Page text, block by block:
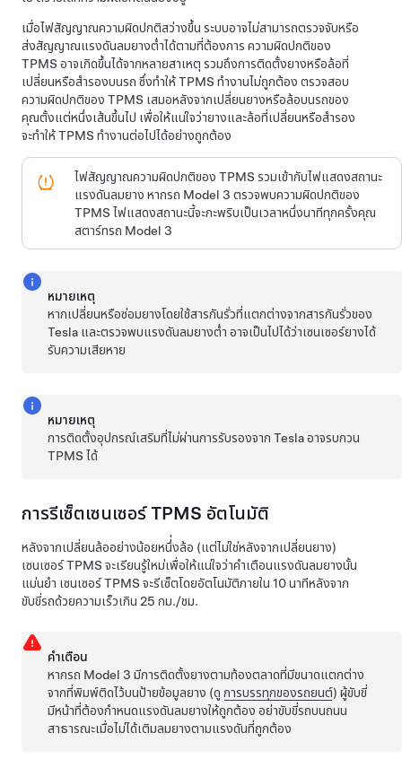
เมื่อไฟสัญญาณความผิดปกติสว่างขึ้น ระบบอาจไม่สามารถตรวจจับหรือ
ส่งสัญญาณแรงดันลมยางต่ำได้ตามที่ต้องการ ความผิดปกติของ
TPMS อาจเกิดขึ้นได้จากหลายสาเหตุ รวมถึงการติดตั้งยางหรือล้อที่
เปลี่ยนหรือสำรองบนรถ ซึ่งทำให้ TPMS ทำงานไม่ถูกต้อง ตรวจสอบ
ความผิดปกติของ TPMS เสมอหลังจากเปลี่ยนยางหรือล้อบนรถของ
คุณตั้งแต่หนึ่งเส้นขึ้นไป เพื่อให้แน่ใจว่ายางและล้อที่เปลี่ยนหรือสำรอง
จะทำให้ TPMS ทำงานต่อไปได้อย่างถูกต้อง
ไฟสัญญาณความผิดปกติของ TPMS รวมเข้ากับไฟแสดงสถานะ
แรงดันลมยาง หากรถ Model 3 ตรวจพบความผิดปกติของ
TPMS ไฟแสดงสถานะนี้จะกะพริบเป็นเวลาหนึ่งนาทีทุกครั้งคุณ
สตาร์ทรถ Model 3
หมายเหตุ
หากเปลี่ยนหรือซ่อมยางโดยใช้สารกันรั่วที่แตกต่างจากสารกันรั่วของ
Tesla และตรวจพบแรงดันลมยางต่ำ อาจเป็นไปได้ว่าเซนเซอร์ยางได้
รับความเสียหาย
หมายเหตุ
การติดตั้งอุปกรณ์เสริมที่ไม่ผ่านการรับรองจาก Tesla อาจรบกวน
TPMS ได้
การรีเซ็ตเซนเซอร์ TPMS อัตโนมัติ
หลังจากเปลี่ยนล้ออย่างน้อยหนึ่่งล้อ (แต่ไม่ใช่หลังจากเปลี่ยนยาง)
เซนเซอร์ TPMS จะเรียนรู้ใหม่เพื่อให้แน่ใจว่าคำเตือนแรงดันลมยางนั้น
แม่นยำ เซนเซอร์ TPMS จะรีเซ็ตโดยอัตโนมัติภายใน 10 นาทีหลังจาก
ขับขี่รถด้วยความเร็วเกิน 25 กม./ชม.
คำเตือน
หากรถ Model 3 มีการติดตั้งยางตามท้องตลาดที่มีขนาดแตกต่าง
จากที่พิมพ์ติดไว้บนป้ายข้อมูลยาง (ดูการบรรทุกของรถยนต์) ผู้ขับขี่
มีหน้าที่ต้องกำหนดแรงดันลมยางให้ถูกต้อง อย่าขับขี่รถบนถนน
สาธารณะเมื่อไม่ได้เติมลมยางตามแรงดันที่ถูกต้อง